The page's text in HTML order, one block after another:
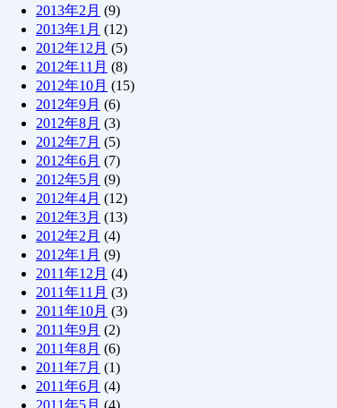
2013年2月 (9)
2013年1月 (12)
2012年12月 (5)
2012年11月 (8)
2012年10月 (15)
2012年9月 (6)
2012年8月 (3)
2012年7月 (5)
2012年6月 (7)
2012年5月 (9)
2012年4月 (12)
2012年3月 (13)
2012年2月 (4)
2012年1月 (9)
2011年12月 (4)
2011年11月 (3)
2011年10月 (3)
2011年9月 (2)
2011年8月 (6)
2011年7月 (1)
2011年6月 (4)
2011年5月 (4)